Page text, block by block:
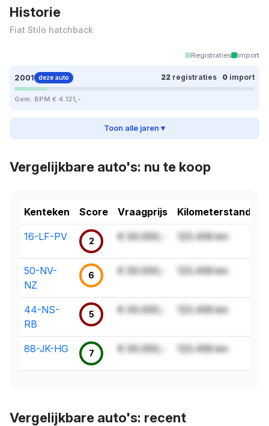
Historie
Fiat Stilo hatchback
Registraties Import
2001 deze auto 22 registraties · 0 import
Gem. BPM € 4.121,-
Toon alle jaren ▾
Vergelijkbare auto's: nu te koop
Kenteken Score Vraagprijs Kilometerstand
16-LF-PV 2 € 00.000,- 123.456 km
50-NV-
NZ
6 € 00.000,- 123.456 km
44-NS-
RB
5 € 00.000,- 123.456 km
88-JK-HG 7 € 00.000,- 123.456 km
Vergelijkbare auto's: recent